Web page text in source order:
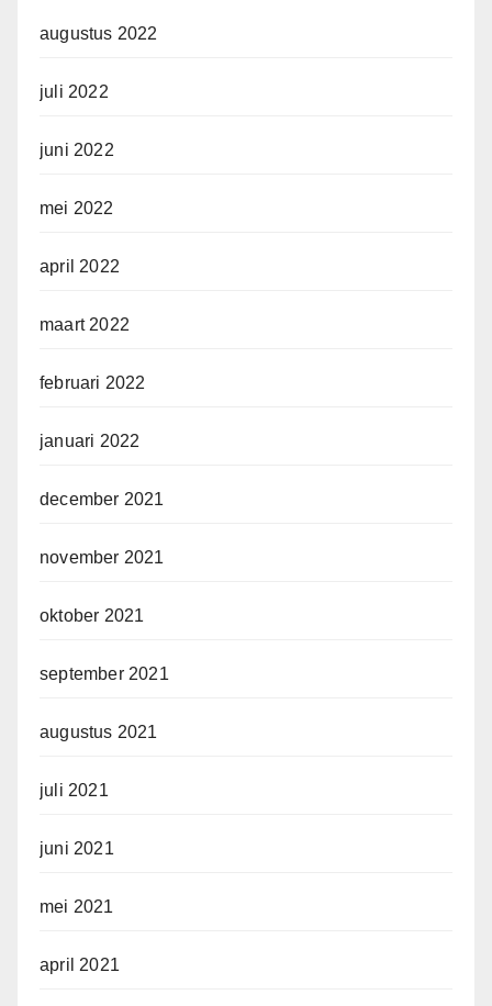
augustus 2022
juli 2022
juni 2022
mei 2022
april 2022
maart 2022
februari 2022
januari 2022
december 2021
november 2021
oktober 2021
september 2021
augustus 2021
juli 2021
juni 2021
mei 2021
april 2021